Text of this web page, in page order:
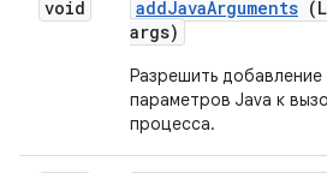
void addJavaArguments
args)
Разрешить
параметров Java к
процесса.